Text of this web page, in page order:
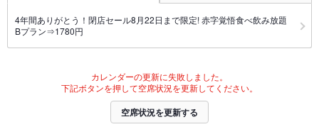
4年間ありがとう！閉店セール8月22日まで限定! 赤字覚悟食べ飲み放題
Bプラン⇒1780円
カレンダーの更新に失敗しました。
下記ボタンを押して空席状況を更新してください。
空席状況を更新する